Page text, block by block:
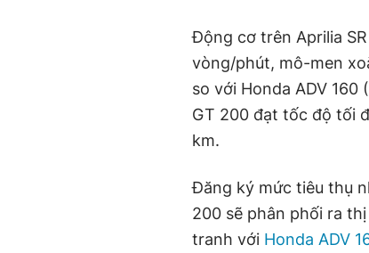
Động cơ trên Aprilia
vòng/phút, mô-men
so với Honda ADV 160
GT 200 đạt tốc độ tối
km.
Đăng ký mức tiêu thụ
200 sẽ phân phối ra
tranh với Honda ADV